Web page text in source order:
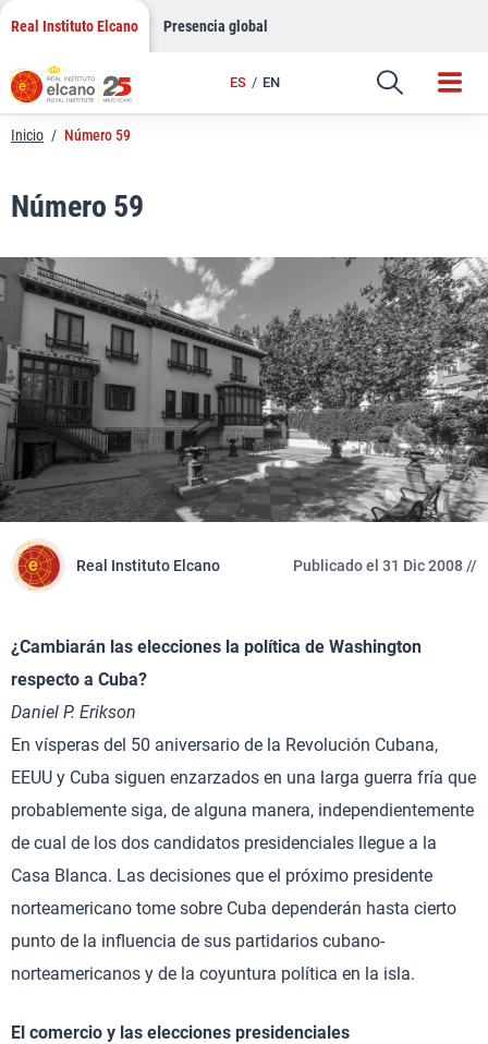
Saltar
contenido
Real Instituto Elcano Presencia global
ES EN
Enlace
Inicio / Número 59
Número 59
Real Instituto Elcano Publicado el 31 Dic 2008 //
¿Cambiarán las elecciones la política de Washington
respecto a Cuba?
Daniel P. Erikson
En vísperas del 50 aniversario de la Revolución Cubana,
EEUU y Cuba siguen enzarzados en una larga guerra fría que
probablemente siga, de alguna manera, independientemente
de cual de los dos candidatos presidenciales llegue a la
Casa Blanca. Las decisiones que el próximo presidente
norteamericano tome sobre Cuba dependerán hasta cierto
punto de la influencia de sus partidarios cubano-
norteamericanos y de la coyuntura política en la isla.
El comercio y las elecciones presidenciales